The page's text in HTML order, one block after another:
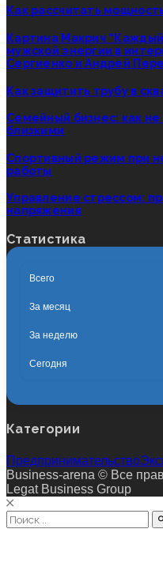
Как рассчитать
Картина Макрич
мужской энергии в
Сергиенко и Андрей
Как защитить трубу в
Семейный бизнес: как
близкими
Спортивный режим при
работы
Управление стрессом:
напряжения
Статистика
Всего
За месяц
За неделю
Сегодня
Категории
Предпринимательство
Business-arena © Все
Legat Business Group